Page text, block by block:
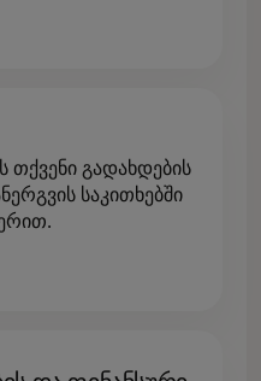
გადახდების
საკითხებში